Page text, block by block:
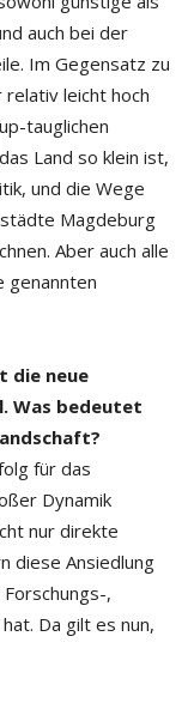
auch bei der
Im Gegensatz zu
leicht hoch
tauglichen
Land so klein ist,
und die Wege
Magdeburg
Aber auch alle
genannten
die neue
Was bedeutet
für das
Dynamik
nur direkte
diese Ansiedlung
,
Da gilt es nun,